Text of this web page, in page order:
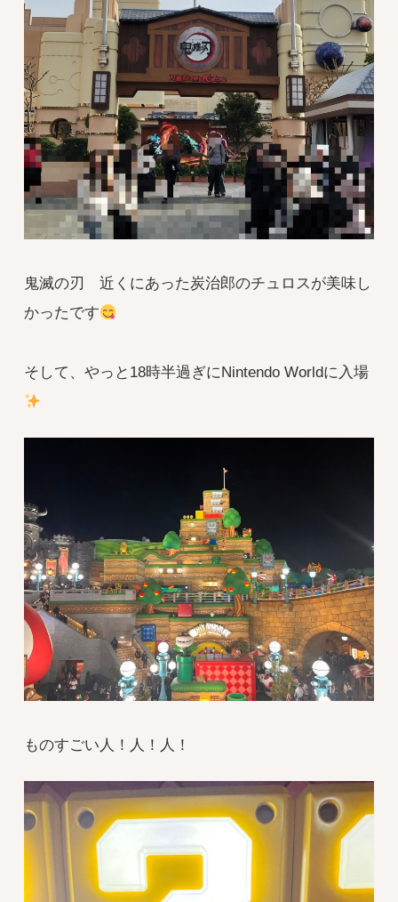
鬼滅の刃 近くにあった炭治郎のチュロスが美味し
かったです
そして、やっと18時半過ぎにNintendo Worldに入場
ものすごい人！人！人！